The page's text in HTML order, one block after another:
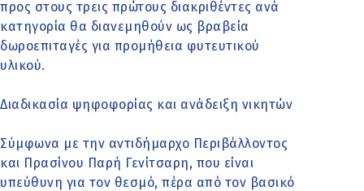
προς στους τρεις πρώτους διακριθέντες ανά
κατηγορία θα διανεμηθούν ως βραβεία
δωροεπιταγές για προμήθεια φυτευτικού
υλικού.
Διαδικασία ψηφοφορίας και ανάδειξη νικητών
Σύμφωνα με την αντιδήμαρχο Περιβάλλοντος
και Πρασίνου Παρή Γενίτσαρη, που είναι
υπεύθυνη για τον θεσμό, πέρα από τον βασικό